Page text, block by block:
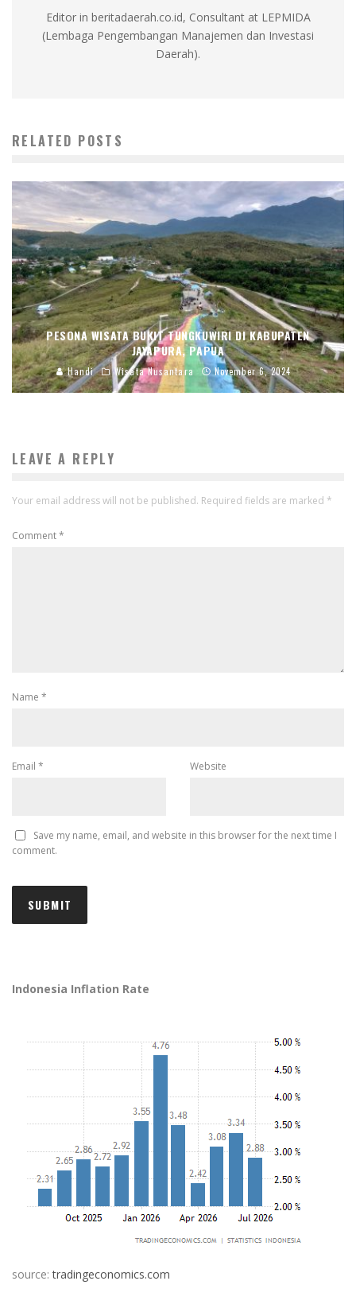
Editor in beritadaerah.co.id, Consultant at LEPMIDA
(Lembaga Pengembangan Manajemen dan Investasi
Daerah).
RELATED POSTS
PESONA WISATA BUKIT TUNGKUWIRI DI KABUPATEN
JAYAPURA, PAPUA
Handi Wisata Nusantara November 6, 2024
LEAVE A REPLY
Your email address will not be published. Required fields are marked *
Comment*
Name *
Email * Website
Save my name, email, and website in this browser for the next time I
comment.
Indonesia Inflation Rate
source:tradingeconomics.com